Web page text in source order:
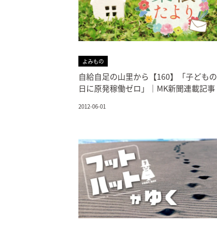
よみもの
自給自足の山里から【160】「子どもの
日に原発稼働ゼロ」｜MK新聞連載記事
2012-06-01